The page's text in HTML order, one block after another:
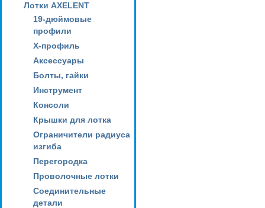
Лотки AXELENT
19-дюймовые
профили
X-профиль
Аксессуары
Болты, гайки
Инструмент
Консоли
Крышки для лотка
Ограничители радиуса
изгиба
Перегородка
Проволочные лотки
Соединительные
детали